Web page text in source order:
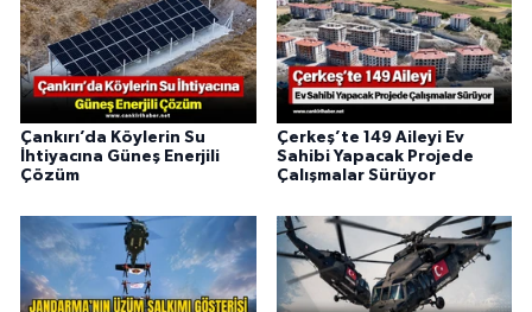
Çankırı’da Köylerin Su
İhtiyacına Güneş Enerjili
Çözüm
Çerkeş’te 149 Aileyi Ev
Sahibi Yapacak Projede
Çalışmalar Sürüyor